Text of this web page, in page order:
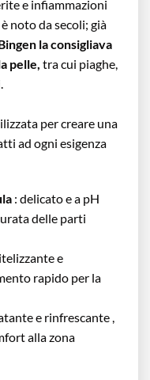
e infiammazioni
noto da secoli; già
la consigliava
pelle, tra cui piaghe,
per creare una
ad ogni esigenza
: delicato e a pH
delle parti
e
rapido per la
e rinfrescante ,
alla zona